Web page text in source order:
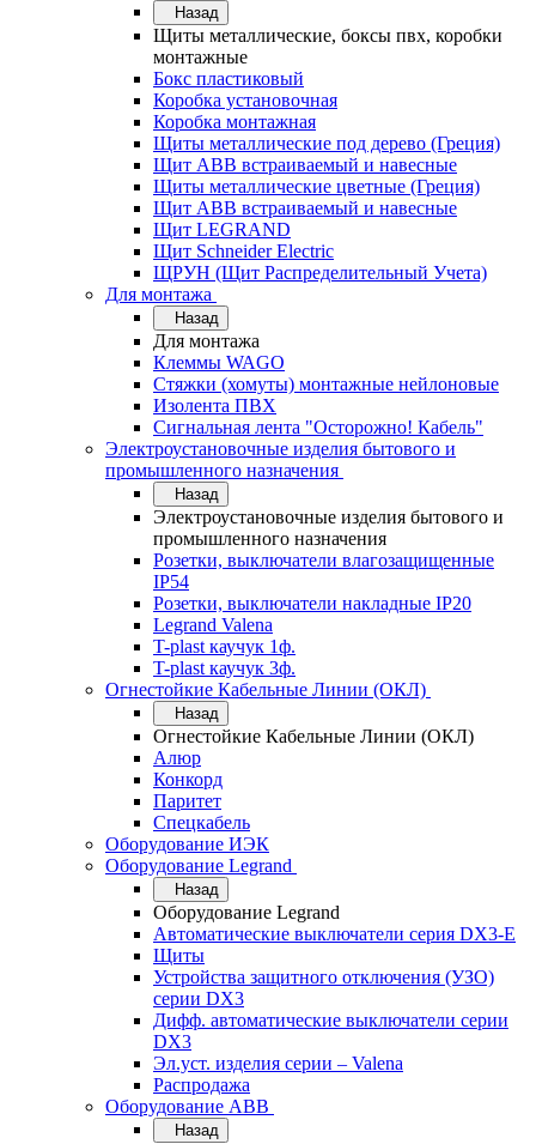
Назад
Щиты металлические, боксы пвх, коробки
монтажные
Бокс пластиковый
Коробка установочная
Коробка монтажная
Щиты металлические под дерево (Греция)
Щит ABB встраиваемый и навесные
Щиты металлические цветные (Греция)
Щит ABB встраиваемый и навесные
Щит LEGRAND
Щит Schneider Electric
ЩРУН (Щит Распределительный Учета)
Для монтажа
Назад
Для монтажа
Клеммы WAGO
Стяжки (хомуты) монтажные нейлоновые
Изолента ПВХ
Сигнальная лента "Осторожно! Кабель"
Электроустановочные изделия бытового и
промышленного назначения
Назад
Электроустановочные изделия бытового и
промышленного назначения
Розетки, выключатели влагозащищенные
IP54
Розетки, выключатели накладные IP20
Legrand Valena
T-plast каучук 1ф.
T-plast каучук 3ф.
Огнестойкие Кабельные Линии (ОКЛ)
Назад
Огнестойкие Кабельные Линии (ОКЛ)
Алюр
Конкорд
Паритет
Спецкабель
Оборудование ИЭК
Оборудование Legrand
Назад
Оборудование Legrand
Автоматические выключатели серия DX3-E
Щиты
Устройства защитного отключения (УЗО)
серии DX3
Дифф. автоматические выключатели серии
DX3
Эл.уст. изделия серии – Valena
Распродажа
Оборудование АВВ
Назад